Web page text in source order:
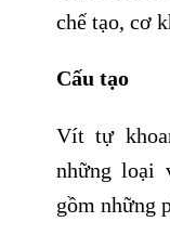
chế tạo, cơ
Cấu tạo
Vít tự
những loại
gồm những